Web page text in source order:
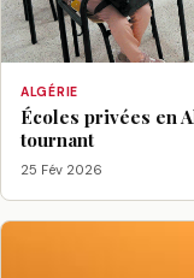
ALGÉRIE
Écoles privées en
tournant
25 Fév 2026